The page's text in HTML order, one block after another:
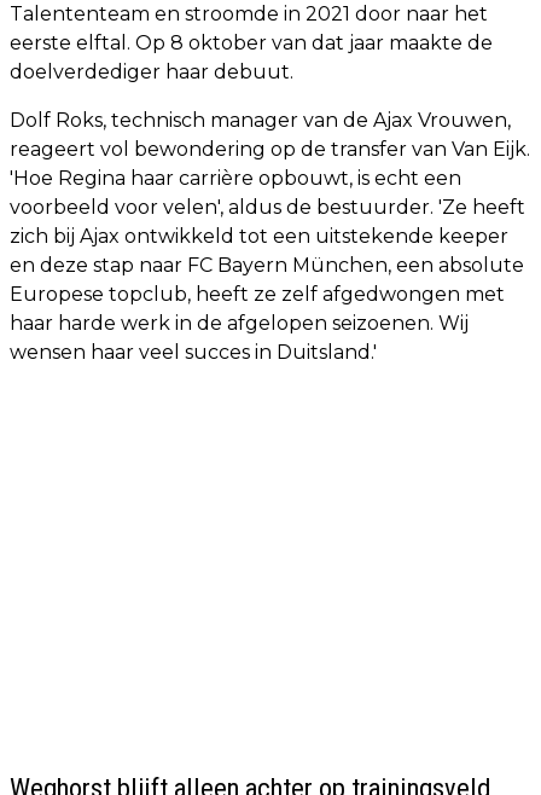
Talententeam en stroomde in 2021 door naar het
eerste elftal. Op 8 oktober van dat jaar maakte de
doelverdediger haar debuut.
Dolf Roks, technisch manager van de Ajax Vrouwen,
reageert vol bewondering op de transfer van Van Eijk.
'Hoe Regina haar carrière opbouwt, is echt een
voorbeeld voor velen', aldus de bestuurder. 'Ze heeft
zich bij Ajax ontwikkeld tot een uitstekende keeper
en deze stap naar FC Bayern München, een absolute
Europese topclub, heeft ze zelf afgedwongen met
haar harde werk in de afgelopen seizoenen. Wij
wensen haar veel succes in Duitsland.'
Weghorst blijft alleen achter op trainingsveld